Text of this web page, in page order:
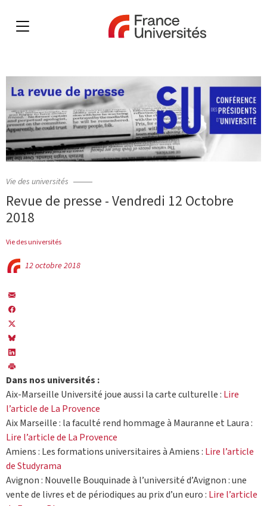
Vie des universités
Revue de presse - Vendredi 12 Octobre
2018
Vie des universités
12 octobre 2018
Dans nos universités :
Aix-Marseille Université joue aussi la carte culturelle : Lire
l’article de La Provence
Aix Marseille : la faculté rend hommage à Mauranne et Laura :
Lire l’article de La Provence
Amiens : Les formations universitaires à Amiens : Lire l’article
de Studyrama
Avignon : Nouvelle Bouquinade à l’université d’Avignon : une
vente de livres et de périodiques au prix d’un euro : Lire l’article